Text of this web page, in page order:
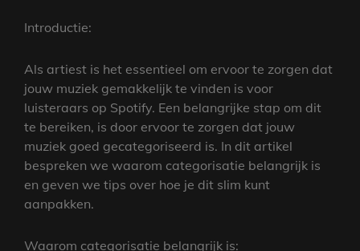
Introductie:
Als artiest is het essentieel om ervoor te zorgen dat
jouw muziek gemakkelijk te vinden is voor
luisteraars op Spotify. Een belangrijke stap om dit
te bereiken, is door ervoor te zorgen dat jouw
muziek goed gecategoriseerd is. In dit artikel
bespreken we waarom categorisatie belangrijk is
en geven we tips over hoe je dit slim kunt
aanpakken.
Waarom categorisatie belangrijk is: